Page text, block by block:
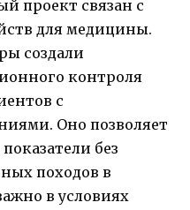
проект связан с
для медицины.
создали
контроля
с
Оно позволяет
без
походов в
в условиях